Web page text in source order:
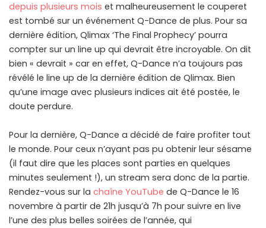
depuis plusieurs mois et malheureusement le couperet
est tombé sur un événement Q-Dance de plus. Pour sa
dernière édition, Qlimax ‘The Final Prophecy’ pourra
compter sur un line up qui devrait être incroyable. On dit
bien « devrait » car en effet, Q-Dance n’a toujours pas
révélé le line up de la dernière édition de Qlimax. Bien
qu’une image avec plusieurs indices ait été postée, le
doute perdure.
Pour la dernière, Q-Dance a décidé de faire profiter tout
le monde. Pour ceux n’ayant pas pu obtenir leur sésame
(il faut dire que les places sont parties en quelques
minutes seulement !), un stream sera donc de la partie.
Rendez-vous sur la chaîne YouTube de Q-Dance le 16
novembre à partir de 21h jusqu’à 7h pour suivre en live
l’une des plus belles soirées de l’année, qui